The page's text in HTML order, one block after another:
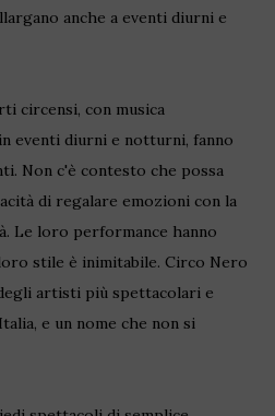
anche a eventi diurni e
circensi, con musica
eventi diurni e notturni, fanno
Non c'è contesto che possa
di regalare emozioni con la
Le loro performance hanno
stile è inimitabile. Circo Nero
artisti più spettacolari e
e un nome che non si